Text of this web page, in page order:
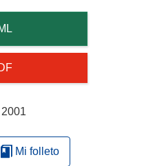
Mi folleto